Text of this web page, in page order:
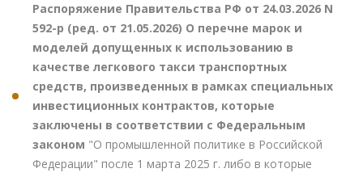
Распоряжение Правительства РФ от 24.03.2026 N
592-р (ред. от 21.05.2026) О перечне марок и
моделей допущенных к использованию в
качестве легкового такси транспортных
средств, произведенных в рамках специальных
инвестиционных контрактов, которые
заключены в соответствии с Федеральным
законом "О промышленной политике в Российской
Федерации" после 1 марта 2025 г. либо в которые